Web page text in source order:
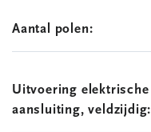
Aantal polen:
Uitvoering elektrische
aansluiting, veldzijdig: